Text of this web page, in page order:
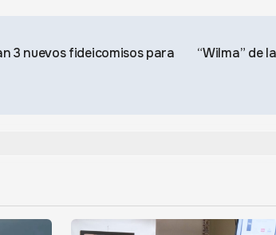
3 nuevos fideicomisos para
“Wilma” de